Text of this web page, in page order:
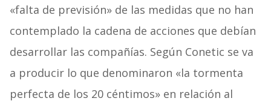
«falta de previsión» de las medidas que no han
contemplado la cadena de acciones que debían
desarrollar las compañías. Según Conetic se va
a producir lo que denominaron «la tormenta
perfecta de los 20 céntimos» en relación al